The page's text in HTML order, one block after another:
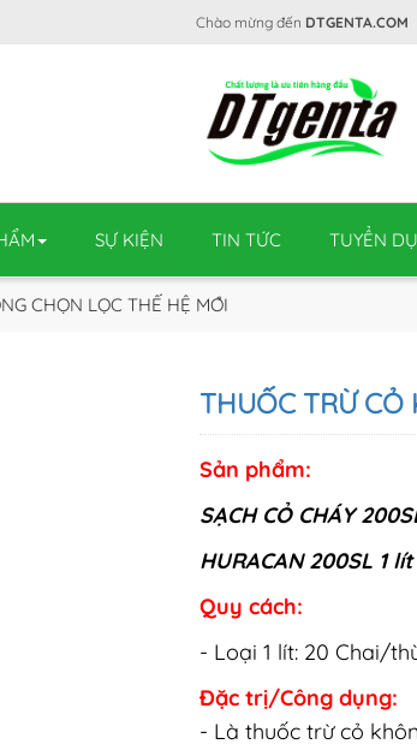
Chào mừng đến DTGENTA.COM
SỰ KIỆN TIN TỨC TUYỂN
CHỌN LỌC THẾ HỆ MỚI
THUỐC TRỪ CỎ
Sản phẩm:
SẠCH CỎ CHÁY
HURACAN 200SL 1 lít
Quy cách:
- Loại 1 lít: 20 Chai/
Đặc trị/Công dụng:
- Là thuốc trừ cỏ